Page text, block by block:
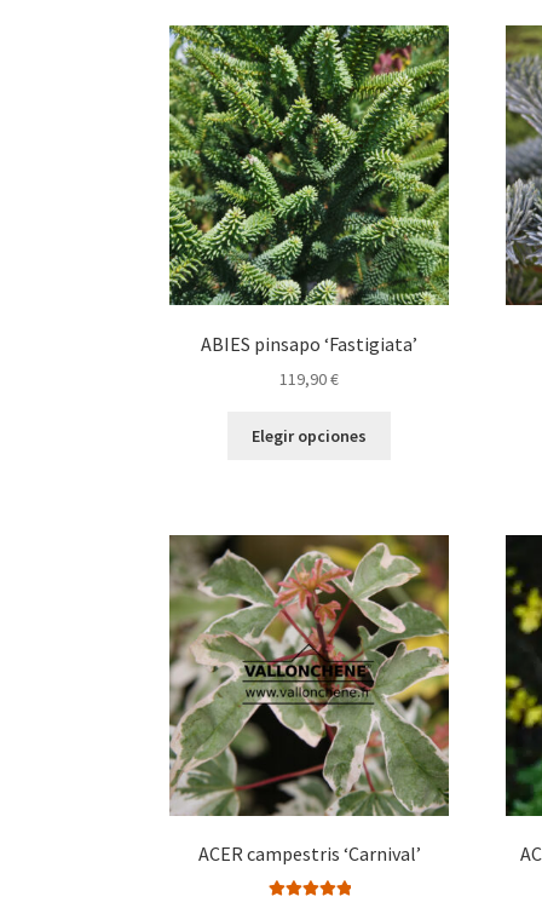
Las
opciones
se
pueden
elegir
en
la
página
de
producto
ABIES pinsapo ‘Fastigiata’
119,90€
Elegir opciones
variantes.
Las
opciones
se
pueden
elegir
en
la
página
de
producto
ACER campestris ‘Carnival’